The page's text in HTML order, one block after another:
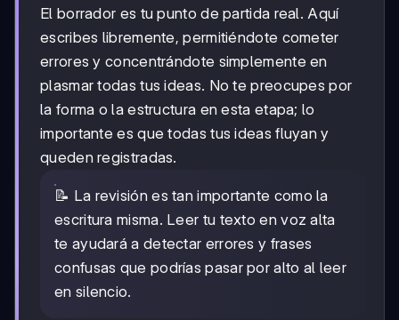
El borrador es tu punto de partida real. Aquí
escribes libremente, permitiéndote cometer
errores y concentrándote simplemente en
plasmar todas tus ideas. No te preocupes por
la forma o la estructura en esta etapa; lo
importante es que todas tus ideas fluyan y
queden registradas.
📝 La revisión es tan importante como la
escritura misma. Leer tu texto en voz alta
te ayudará a detectar errores y frases
confusas que podrías pasar por alto al leer
en silencio.